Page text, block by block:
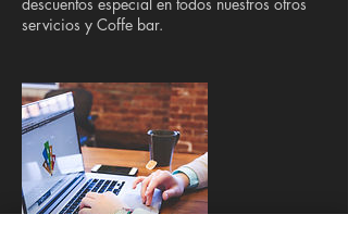
servicios y Coffe bar.